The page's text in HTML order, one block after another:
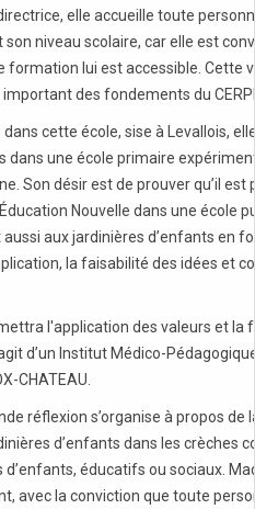
elle accueille toute
niveau scolaire, car elle est
formation lui est accessible. Cette
des fondements du
cette école, sise à Levallois,
dans une école primaire
Son désir est de prouver qu’il est
Nouvelle dans une école
aux jardinières d’enfants en
la faisabilité des idées et
l'application des valeurs et la
d’un Institut Médico-
CHATEAU.
réflexion s’organise à propos de
d’enfants dans les crèches
éducatifs ou sociaux.
avec la conviction que toute